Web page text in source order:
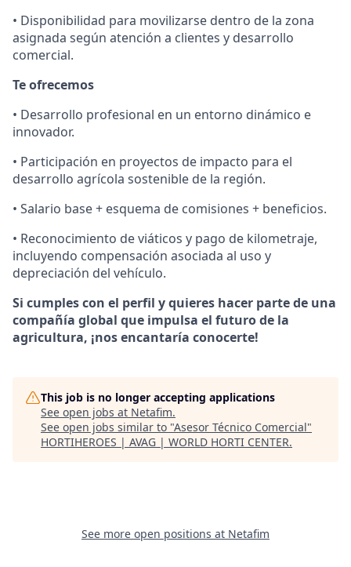
• Disponibilidad para movilizarse dentro de la zona
asignada según atención a clientes y desarrollo
comercial.
Te ofrecemos
• Desarrollo profesional en un entorno dinámico e
innovador.
• Participación en proyectos de impacto para el
desarrollo agrícola sostenible de la región.
• Salario base + esquema de comisiones + beneficios.
• Reconocimiento de viáticos y pago de kilometraje,
incluyendo compensación asociada al uso y
depreciación del vehículo.
Si cumples con el perfil y quieres hacer parte de una
compañía global que impulsa el futuro de la
agricultura, ¡nos encantaría conocerte!
This job is no longer accepting applications
See open jobs at Netafim.
See open jobs similar to "Asesor Técnico Comercial"
HORTIHEROES | AVAG | WORLD HORTI CENTER.
See more open positions at Netafim